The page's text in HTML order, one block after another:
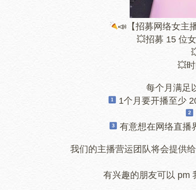
📣 【招募网络女主
💥招募 15 位
💥
每个月满足
1️个月要开播至少
有意想在网络直播
我们的主播营运团队将会提供
有兴趣的朋友可以 pm